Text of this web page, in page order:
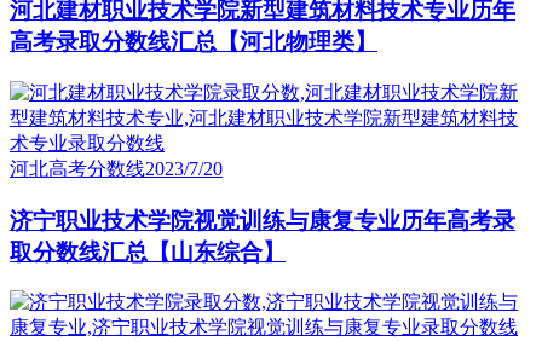
河北建材职业技术学院新型建筑材料技术专业历年
高考录取分数线汇总【河北物理类】
河北高考分数线2023/7/20
济宁职业技术学院视觉训练与康复专业历年高考录
取分数线汇总【山东综合】